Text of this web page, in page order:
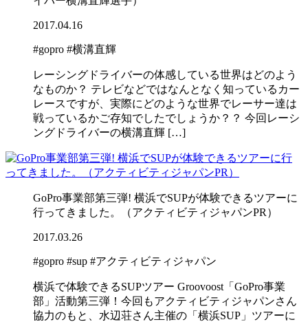
2017.04.16
#gopro #横溝直輝
レーシングドライバーの体感している世界はどのよう
なものか？ テレビなどではなんとなく知っているカー
レースですが、実際にどのような世界でレーサー達は
戦っているかご存知でしたでしょうか？？ 今回レーシ
ングドライバーの横溝直輝 […]
GoPro事業部第三弾! 横浜でSUPが体験できるツアーに
行ってきました。（アクティビティジャパンPR）
2017.03.26
#gopro #sup #アクティビティジャパン
横浜で体験できるSUPツアー Groovoost「GoPro事業
部」活動第三弾！今回もアクティビティジャパンさん
協力のもと、水辺荘さん主催の「横浜SUP」ツアーに